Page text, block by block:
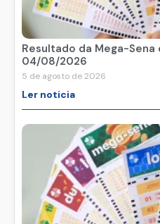
Resultado da Mega-Sena
04/08/2026
5 de agosto de 2026
Ler noticia